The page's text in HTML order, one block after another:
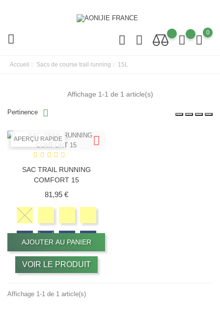
0
Accueil Sacs de course trail running 15L
Pertinence
Affichage 1-1 de 1 article(s)
APERÇU RAPIDE
SAC TRAIL RUNNING
COMFORT 15
81,95 €Prix
AJOUTER AU PANIER
VOIR LE PRODUIT
Affichage 1-1 de 1 article(s)